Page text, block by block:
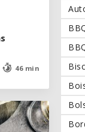
46 min
46 min